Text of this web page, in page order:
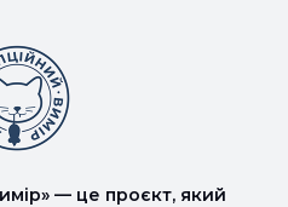
— це проєкт, який